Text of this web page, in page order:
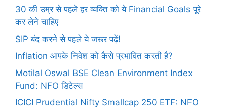
30 की उम्र से पहले हर व्यक्ति को ये Financial Goals पूरे
कर लेने चाहिए
SIP बंद करने से पहले ये जरूर पढ़ें!
Inflation आपके निवेश को कैसे प्रभावित करती है?
Motilal Oswal BSE Clean Environment Index
Fund: NFO डिटेल्स
ICICI Prudential Nifty Smallcap 250 ETF: NFO